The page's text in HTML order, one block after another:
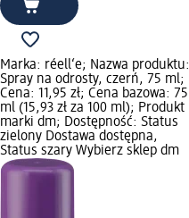
Marka: réell‘e; Nazwa produktu:
Spray na odrosty, czerń, 75 ml;
Cena: 11,95 zł; Cena bazowa: 75
ml (15,93 zł za 100 ml); Produkt
marki dm; Dostępność: Status
zielony Dostawa dostępna,
Status szary Wybierz sklep dm